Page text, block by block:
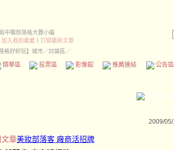
中職部落格大賽小編
加入我的最愛
訂閱最新文章
格好好玩】城市／討論區／
精華區 投票區 影像館 推薦連結 公告區
2009/
文章美妝部落客 廠商活招牌